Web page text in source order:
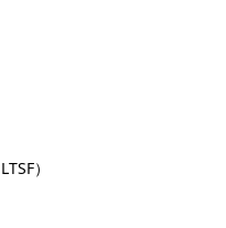
）